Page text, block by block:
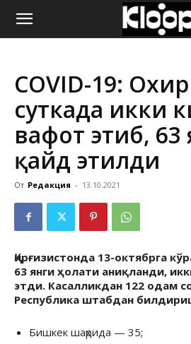
ҚИРҒИЗИСТОН
ЯНГИЛИКЛАРИ
COVID-19:
суткада икки
вафот этиб, 63
қайд этилди
От Редакция - 13.10.2021
Қирғизистонда 13-октябрга
63 янги ҳолати аниқланди,
этди. Касалликдан 122 одам
Республика штабдан
Бишкек шаҳрида — 35;